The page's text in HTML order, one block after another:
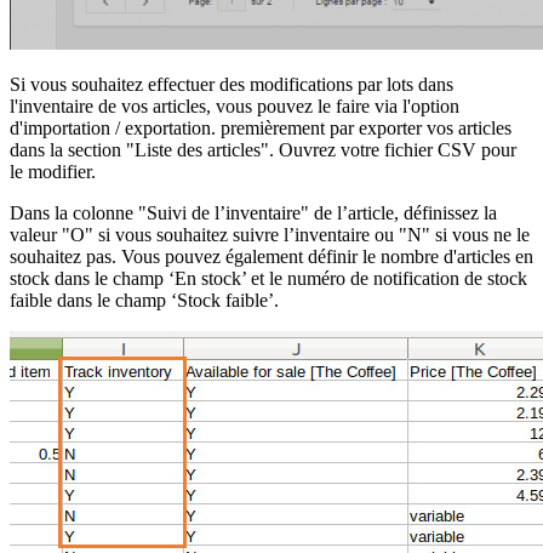
Si vous souhaitez effectuer des modifications par lots dans
l'inventaire de vos articles, vous pouvez le faire via l'option
d'importation / exportation. premièrement par exporter vos articles
dans la section "Liste des articles". Ouvrez votre fichier CSV pour
le modifier.
Dans la colonne "Suivi de l’inventaire" de l’article, définissez la
valeur "O" si vous souhaitez suivre l’inventaire ou "N" si vous ne le
souhaitez pas. Vous pouvez également définir le nombre d'articles en
stock dans le champ ‘En stock’ et le numéro de notification de stock
faible dans le champ ‘Stock faible’.